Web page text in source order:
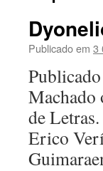
Publicado em 3
Machado
de
Erico